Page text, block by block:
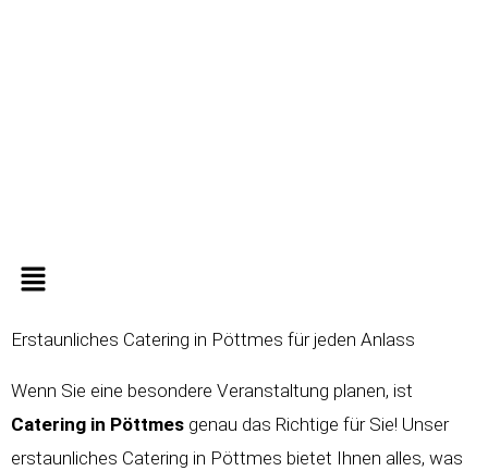
Menü
Erstaunliches Catering in Pöttmes für jeden Anlass
Wenn Sie eine besondere Veranstaltung planen, ist
Catering in Pöttmes genau das Richtige für Sie! Unser
erstaunliches Catering in Pöttmes bietet Ihnen alles, was